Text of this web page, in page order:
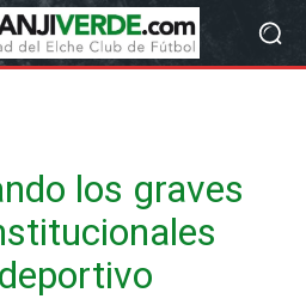
los graves